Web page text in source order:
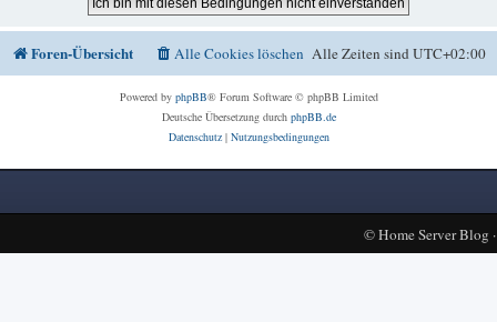
Foren-Übersicht Alle Zeiten sindUTC+02:00
Alle Cookies löschen
Powered by phpBB® Forum Software © phpBB Limited
Deutsche Übersetzung durch phpBB.de
Datenschutz| Nutzungsbedingungen
©Home Server Blog